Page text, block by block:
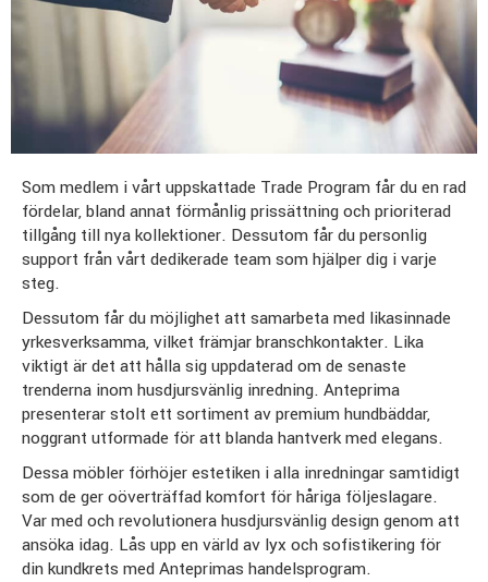
Som medlem i vårt uppskattade Trade Program får du en rad
fördelar, bland annat förmånlig prissättning och prioriterad
tillgång till nya kollektioner. Dessutom får du personlig
support från vårt dedikerade team som hjälper dig i varje
steg.
Dessutom får du möjlighet att samarbeta med likasinnade
yrkesverksamma, vilket främjar branschkontakter. Lika
viktigt är det att hålla sig uppdaterad om de senaste
trenderna inom husdjursvänlig inredning. Anteprima
presenterar stolt ett sortiment av premium hundbäddar,
noggrant utformade för att blanda hantverk med elegans.
Dessa möbler förhöjer estetiken i alla inredningar samtidigt
som de ger oöverträffad komfort för håriga följeslagare.
Var med och revolutionera husdjursvänlig design genom att
ansöka idag. Lås upp en värld av lyx och sofistikering för
din kundkrets med Anteprimas handelsprogram.